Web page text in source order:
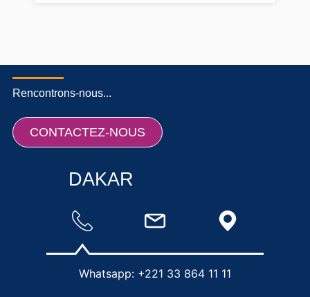
Rencontrons-nous...
CONTACTEZ-NOUS
DAKAR
Whatsapp: +221 33 864 11 11